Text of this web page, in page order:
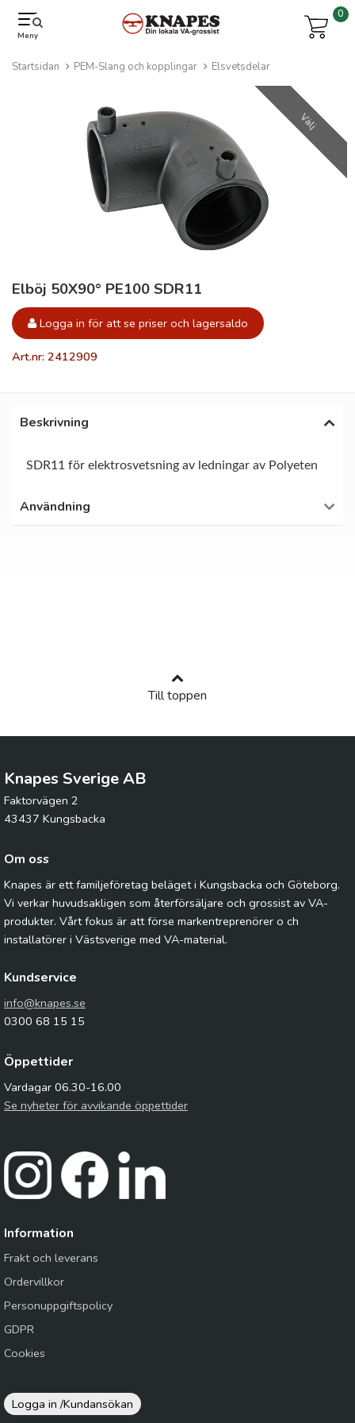
Meny
0
Startsidan PEM-Slang och kopplingar Elsvetsdelar
Välj
Elböj 50X90° PE100 SDR11
Logga in för att se priser och lagersaldo
Art.nr: 2412909
Beskrivning
SDR11 för elektrosvetsning av ledningar av Polyeten
Användning
Till toppen
Knapes Sverige AB
Faktorvägen 2
43437 Kungsbacka
Om oss
Knapes är ett familjeföretag beläget i Kungsbacka och Göteborg.
Vi verkar huvudsakligen som återförsäljare och grossist av VA-
produkter. Vårt fokus är att förse markentreprenörer o ch
installatörer i Västsverige med VA-material.
Kundservice
info@knapes.se
0300 68 15 15
Öppettider
Vardagar 06.30-16.00
Se nyheter för avvikande öppettider
Information
Frakt och leverans
Ordervillkor
Personuppgiftspolicy
GDPR
Cookies
Logga in /Kundansökan